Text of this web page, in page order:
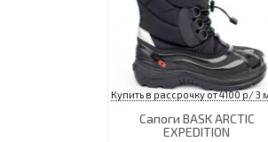
Купить в рассрочку от 4100 р/ 3
Сапоги BASK ARCTIC
EXPEDITION